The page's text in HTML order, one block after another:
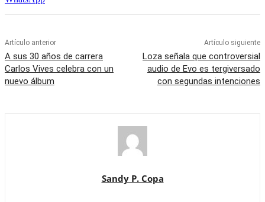
Artículo anterior
A sus 30 años de carrera
Carlos Vives celebra con un
nuevo álbum
Artículo siguiente
Loza señala que controversial
audio de Evo es tergiversado
con segundas intenciones
Sandy P. Copa